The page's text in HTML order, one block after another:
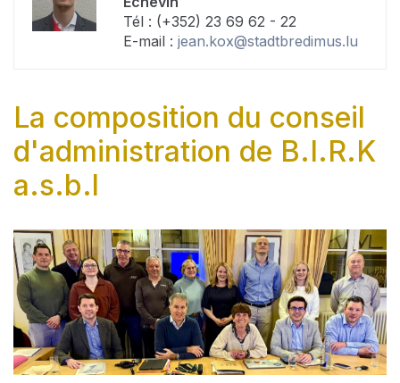
Tél : (+352) 23 69 62 - 22
E-mail : jean.kox@stadtbredimus.lu
La composition du conseil
d'administration de B.I.R.K
a.s.b.l